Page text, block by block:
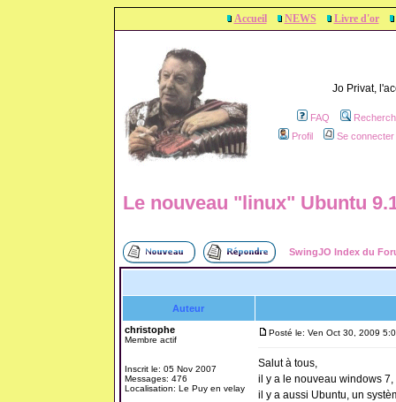
Accueil NEWS Livre d'or
Jo Privat,
FAQ
Profil
Se
Le nouveau "linux" Ubuntu
SwingJO Index du
Auteur
christophe
Membre actif
Inscrit le: 05 Nov 2007
Messages: 476
Localisation: Le Puy en velay
Posté le: Ven Oct 30, 2009
Salut à tous,
il y a le nouveau windows
il y a aussi Ubuntu, un